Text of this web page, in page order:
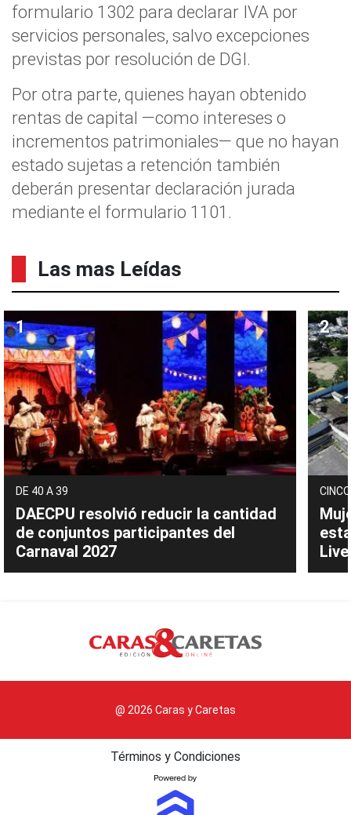
formulario 1302 para declarar IVA por
servicios personales, salvo excepciones
previstas por resolución de DGI.
Por otra parte, quienes hayan obtenido
rentas de capital —como intereses o
incrementos patrimoniales— que no hayan
estado sujetas a retención también
deberán presentar declaración jurada
mediante el formulario 1101.
Las mas Leídas
DE 40 A 39
DAECPU resolvió reducir la cantidad
de conjuntos participantes del
Carnaval 2027
@ 2026 Caras y Caretas
Términos y Condiciones